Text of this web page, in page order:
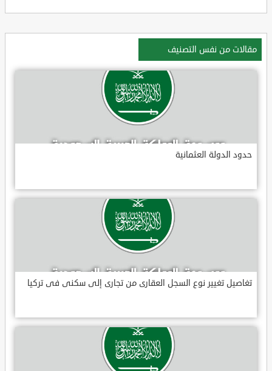
مقالات من نفس التصنيف
حدود الدولة العثمانية
تغاصيل تغيير نوع السجل العقارى من تجارى إلى سكنى فى تركيا